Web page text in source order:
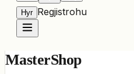
Hyr Regjistrohu
MasterShop